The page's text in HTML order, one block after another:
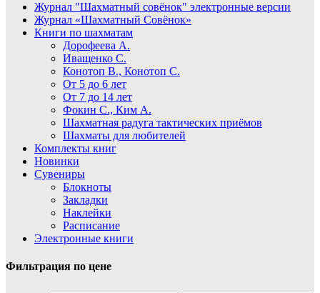
Журнал "Шахматный совёнок" электронные версии
Журнал «Шахматный Совёнок»
Книги по шахматам
Дорофеева А.
Иващенко С.
Конотоп В., Конотоп С.
От 5 до 6 лет
От 7 до 14 лет
Фокин С., Ким А.
Шахматная радуга тактических приёмов
Шахматы для любителей
Комплекты книг
Новинки
Сувениры
Блокноты
Закладки
Наклейки
Расписание
Электронные книги
Фильтрация по цене